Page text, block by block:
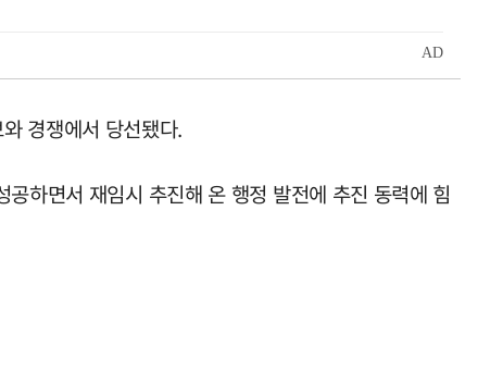
경쟁에서 당선됐다.
하면서 재임시 추진해 온 행정 발전에 추진 동력에 힘